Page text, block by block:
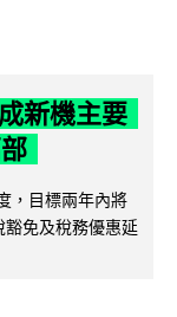
新機主要
，目標兩年內將
免及稅務優惠延